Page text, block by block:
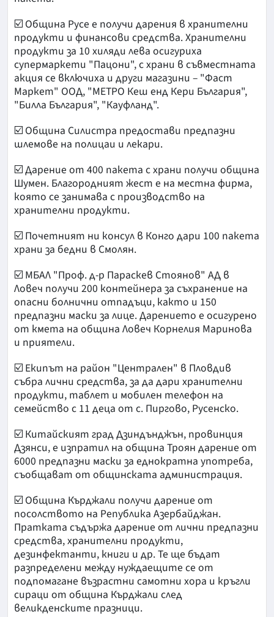
☑️ Община Русе е получи дарения в хранителни
продукти и финансови средства. Хранителни
продукти за 10 хиляди лева осигуриха
супермаркети "Пацони", с храни в съвместната
акция се включиха и други магазини – "Фаст
Маркет" ООД, "МЕТРО Кеш енд Кери България",
"Билла България", "Кауфланд".
☑️ Община Силистра предостави предпазни
шлемове на полицаи и лекари.
☑️ Дарение от 400 пакета с храни получи община
Шумен. Благородният жест е на местна фирма,
която се занимава с производство на
хранителни продукти.
☑️ Почетният ни консул в Конго дари 100 пакета
храни за бедни в Смолян.
☑️ МБАЛ "Проф. д-р Параскев Стоянов" АД в
Ловеч получи 200 контейнера за съхранение на
опасни болнични отпадъци, както и 150
предпазни маски за лице. Дарението е осигурено
от кмета на община Ловеч Корнелия Маринова
и приятели.
☑️ Eкипът на район "Централен" в Пловдив
събра лични средства, за да дари хранителни
продукти, таблет и мобилен телефон на
семейство с 11 деца от с. Пиргово, Русенско.
☑️ Китайският град Дзиндънджън, провинция
Дзянси, е изпратил на община Троян дарение от
6000 предпазни маски за еднократна употреба,
съобщават от общинската администрация.
☑️ Община Кърджали получи дарение от
посолството на Република Азербайджан.
Пратката съдържа дарение от лични предпазни
средства, хранителни продукти,
дезинфектанти, книги и др. Те ще бъдат
разпределени между нуждаещите се от
подпомагане възрастни самотни хора и кръгли
сираци от община Кърджали след
великденските празници.